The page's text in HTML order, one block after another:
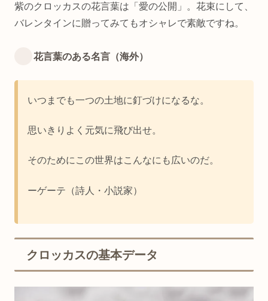
紫のクロッカスの花言葉は「愛の公開」。花束にして、
バレンタインに贈ってみてもオシャレで素敵ですね。
花言葉のある名言（海外）
いつまでも一つの土地に釘づけになるな。
思いきりよく元気に飛び出せ。
そのためにこの世界はこんなにも広いのだ。
ーゲーテ（詩人・小説家）
クロッカスの基本データ